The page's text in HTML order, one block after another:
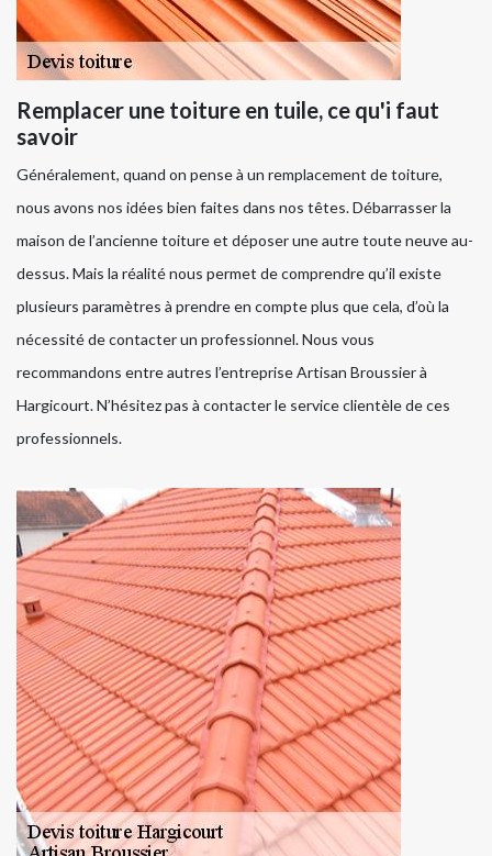
Remplacer une toiture en tuile, ce qu'i faut
savoir
Généralement, quand on pense à un remplacement de toiture,
nous avons nos idées bien faites dans nos têtes. Débarrasser la
maison de l’ancienne toiture et déposer une autre toute neuve au-
dessus. Mais la réalité nous permet de comprendre qu’il existe
plusieurs paramètres à prendre en compte plus que cela, d’où la
nécessité de contacter un professionnel. Nous vous
recommandons entre autres l’entreprise Artisan Broussier à
Hargicourt. N’hésitez pas à contacter le service clientèle de ces
professionnels.